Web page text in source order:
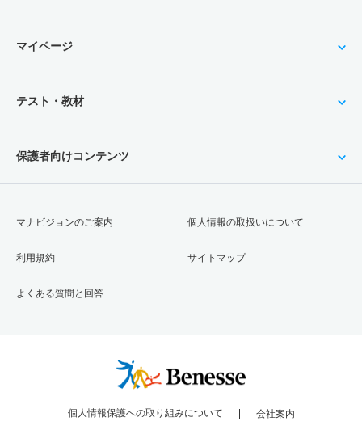
マイページ
テスト・教材
保護者向けコンテンツ
マナビジョンのご案内
利用規約
よくある質問と回答
個人情報の取扱いについて
サイトマップ
個人情報保護への取り組みについて 会社案内